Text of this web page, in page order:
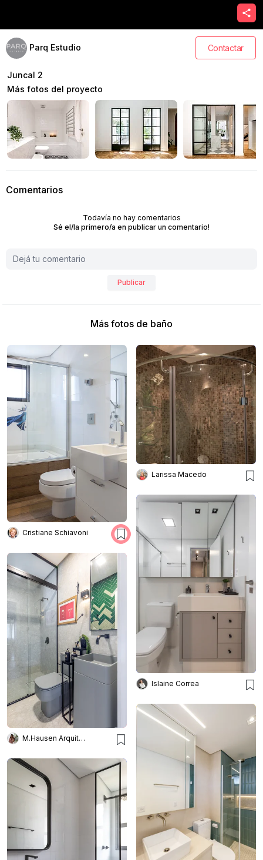
Parq Estudio Contactar
Juncal 2
Más fotos del proyecto
Comentarios
Todavía no hay comentarios
Sé el/la primero/a en publicar un comentario!
Publicar
Más fotos de baño
Cristiane Schiavoni
Larissa Macedo
Islaine Correa
M.Hausen Arquitetura